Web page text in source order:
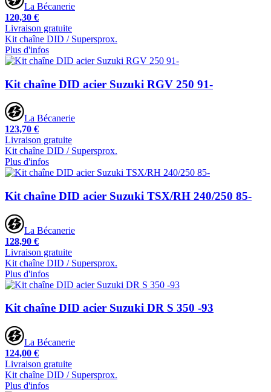
La Bécanerie
120,30 €
Livraison gratuite
Kit chaîne DID / Supersprox.
Plus d'infos
Kit chaîne DID acier Suzuki RGV 250 91-
La Bécanerie
123,70 €
Livraison gratuite
Kit chaîne DID / Supersprox.
Plus d'infos
Kit chaîne DID acier Suzuki TSX/RH 240/250 85-
La Bécanerie
128,90 €
Livraison gratuite
Kit chaîne DID / Supersprox.
Plus d'infos
Kit chaîne DID acier Suzuki DR S 350 -93
La Bécanerie
124,00 €
Livraison gratuite
Kit chaîne DID / Supersprox.
Plus d'infos